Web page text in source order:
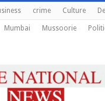
crime Culture
Mumbai Mussoorie